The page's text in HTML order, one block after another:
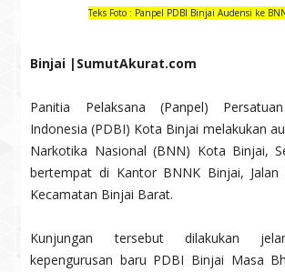
Teks Foto : Panpel PDBI Binjai Audensi ke
Binjai |SumutAkurat.com
Panitia Pelaksana (Panpel)
Indonesia (PDBI) Kota Binjai melakukan
Narkotika Nasional (BNN) Kota Binjai,
bertempat di Kantor BNNK Binjai,
Kecamatan Binjai Barat.
Kunjungan tersebut dilakukan
kepengurusan baru PDBI Binjai Masa